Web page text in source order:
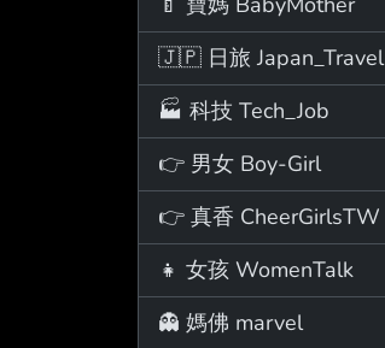
🇯🇵 日旅 Japan_Travel
🏭 科技 Tech_Job
👉 男女 Boy-Girl
👉 真香 CheerGirlsTW
👧 女孩 WomenTalk
👻 媽佛 marvel